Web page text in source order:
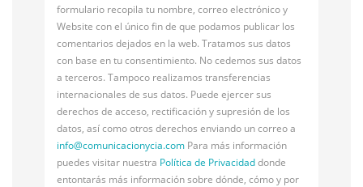
formulario recopila tu nombre, correo electrónico y
Website con el único fin de que podamos publicar los
comentarios dejados en la web. Tratamos sus datos
con base en tu consentimiento. No cedemos sus datos
a terceros. Tampoco realizamos transferencias
internacionales de sus datos. Puede ejercer sus
derechos de acceso, rectificación y supresión de los
datos, así como otros derechos enviando un correo a
info@comunicacionycia.com Para más información
puedes visitar nuestra Política de Privacidaddonde
entontarás más información sobre dónde, cómo y por